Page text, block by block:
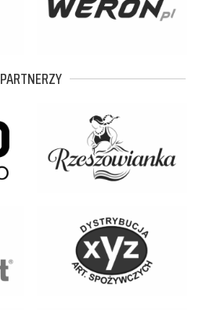
PARTNERZY